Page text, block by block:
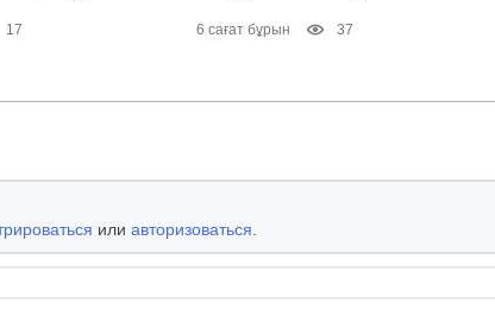
17 6 сағат бұрын 37
или авторизоваться.